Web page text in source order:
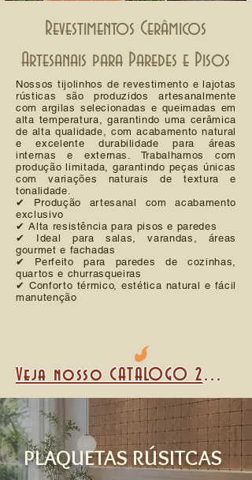
Revestimentos Cerâmicos
Artesanais para Paredes e Pisos
Nossos tijolinhos de revestimento e lajotas
rústicas são produzidos artesanalmente
com argilas selecionadas e queimadas em
alta temperatura, garantindo uma cerâmica
de alta qualidade, com acabamento natural
e excelente durabilidade para áreas
internas e externas. Trabalhamos com
produção limitada, garantindo peças únicas
com variações naturais de textura e
tonalidade.
✔ Produção artesanal com acabamento
exclusivo
✔ Alta resistência para pisos e paredes
✔ Ideal para salas, varandas, áreas
gourmet e fachadas
✔ Perfeito para paredes de cozinhas,
quartos e churrasqueiras
✔ Conforto térmico, estética natural e fácil
manutenção
Veja nosso CATALOGO 2026
PLAQUETAS RÚSITCAS